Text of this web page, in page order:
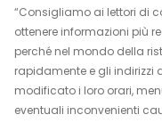
“Consigliamo ai lettori di
ottenere informazioni più
perché nel mondo della
rapidamente e gli indirizzi
modificato i loro orari,
eventuali inconvenienti